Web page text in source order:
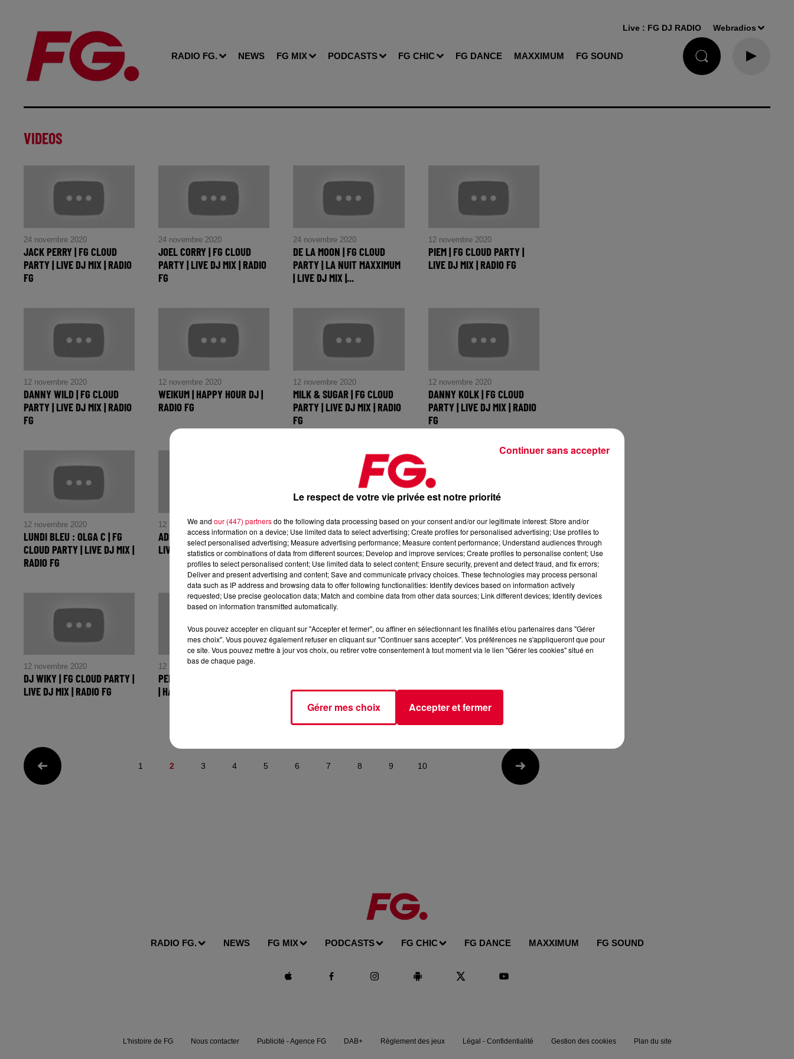
RADIO FG. NEWS FG MIX PODCASTS FG CHIC FG DANCE MAXXIMUM FG SOUND
Live : FG DJ RADIO Webradios
VIDEOS
24 novembre 2020
JACK PERRY | FG CLOUD
PARTY | LIVE DJ MIX | RADIO
FG
24 novembre 2020
JOEL CORRY | FG CLOUD
PARTY | LIVE DJ MIX | RADIO
FG
24 novembre 2020
DE LA MOON | FG CLOUD
PARTY | LA NUIT MAXXIMUM
| LIVE DJ MIX |...
12 novembre 2020
PIEM | FG CLOUD PARTY |
LIVE DJ MIX | RADIO FG
12 novembre 2020
DANNY WILD | FG CLOUD
PARTY | LIVE DJ MIX | RADIO
FG
12 novembre 2020
WEIKUM | HAPPY HOUR DJ |
RADIO FG
12 novembre 2020
MILK & SUGAR | FG CLOUD
PARTY | LIVE DJ MIX | RADIO
FG
12 novembre 2020
DANNY KOLK | FG CLOUD
PARTY | LIVE DJ MIX | RADIO
FG
12 novembre 2020
LUNDI BLEU : OLGA C | FG
CLOUD PARTY | LIVE DJ MIX |
RADIO FG
12 novembre 2020
ADIBU | FG CLOUD PARTY |
LIVE DJ MIX | RADIO FG
12 novembre 2020
NICO DE ANDREA | FG CLOUD
PARTY | LIVE DJ MIX | RADIO
FG
12 novembre 2020
ZIMMER | LA NUIT MAXXIMUM
| FG CLOUD PARTY | LIVE DJ
MIX | RADIO FG
12 novembre 2020
DJ WIKY | FG CLOUD PARTY |
LIVE DJ MIX | RADIO FG
12 novembre 2020
PEDRO WINTER | INTERVIEW
| HAPPY HOUR DJ | RADIO FG
| CITÉ DE L'ARCHITECTURE |
FG CLOUD PARTY...
PARTY | LIVE DJ MIX | RADIO
FG
1 2 3 4 5 6 7 8 9 10
RADIO FG. NEWS FG MIX PODCASTS FG CHIC FG DANCE MAXXIMUM FG SOUND
L'histoire de FG Nous contacter Publicité - Agence FG DAB+ Règlement des jeux Légal - Confidentialité Gestion des cookies Plan du site
Le respect de votre vie privée est notre priorité
We and our (447) partnersdo the following data processing based on your consent and/or our legitimate interest: Store and/or
access information on a device; Use limited data to select advertising; Create profiles for personalised advertising; Use profiles to
select personalised advertising; Measure advertising performance; Measure content performance; Understand audiences through
statistics or combinations of data from different sources; Develop and improve services; Create profiles to personalise content; Use
profiles to select personalised content; Use limited data to select content; Ensure security, prevent and detect fraud, and fix errors;
Deliver and present advertising and content; Save and communicate privacy choices. These technologies may process personal
data such as IP address and browsing data to offer following functionalities: Identify devices based on information actively
requested; Use precise geolocation data; Match and combine data from other data sources; Link different devices; Identify devices
based on information transmitted automatically.
Vous pouvez accepter en cliquant sur "Accepter et fermer", ou affiner en sélectionnant les finalités et/ou partenaires dans "Gérer
mes choix". Vous pouvez également refuser en cliquant sur "Continuer sans accepter". Vos préférences ne s'appliqueront que pour
ce site. Vous pouvez mettre à jour vos choix, ou retirer votre consentement à tout moment via le lien "Gérer les cookies" situé en
bas de chaque page.
Gérer mes choix Accepter et fermer
Continuer sans accepter